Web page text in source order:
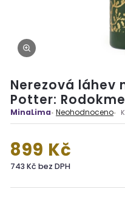
Nerezová láhev
Potter:
MinaLima Neohodnoceno
899 Kč
743 Kč bez DPH